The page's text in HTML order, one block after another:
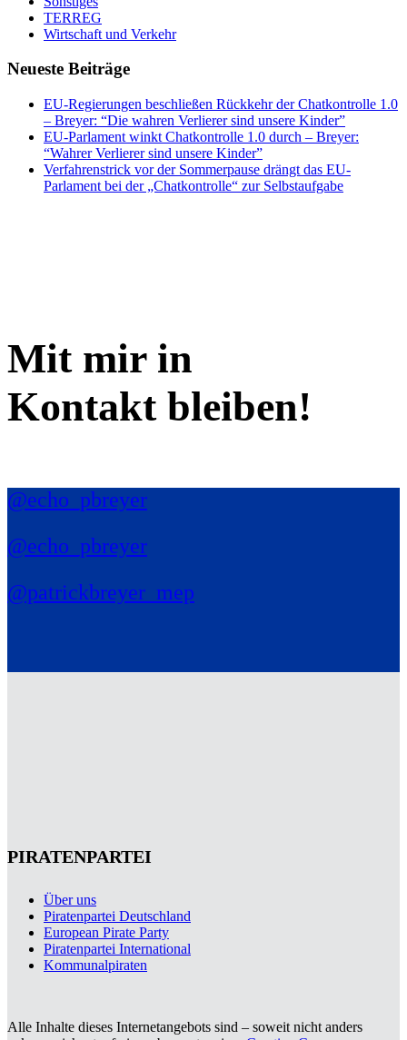
TERREG
Wirtschaft und Verkehr
Neueste Beiträge
EU-Regierungen beschließen Rückkehr der Chatkontrolle 1.0
– Breyer: “Die wahren Verlierer sind unsere Kinder”
EU-Parlament winkt Chatkontrolle 1.0 durch – Breyer:
“Wahrer Verlierer sind unsere Kinder”
Verfahrenstrick vor der Sommerpause drängt das EU-
Parlament bei der „Chatkontrolle“ zur Selbstaufgabe
Mit mir in
Kontakt bleiben!
@echo_pbreyer
@echo_pbreyer
@patrickbreyer_mep
PIRATENPARTEI
Über uns
Piratenpartei Deutschland
European Pirate Party
Piratenpartei International
Kommunalpiraten
Alle Inhalte dieses Internetangebots sind – soweit nicht anders